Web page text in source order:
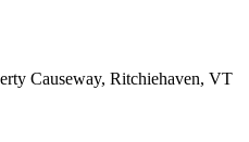
Causeway, Ritchiehaven, VT